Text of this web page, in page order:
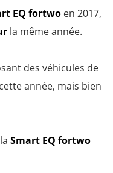
EQ fortwo en 2017,
la même année.
des véhicules de
année, mais bien
Smart EQ fortwo